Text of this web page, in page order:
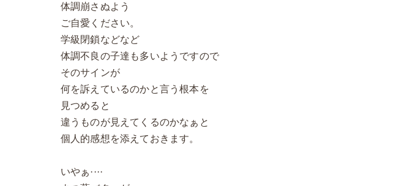
体調崩さぬよう
ご自愛ください。
学級閉鎖などなど
体調不良の子達も多いようですので
そのサインが
何を訴えているのかと言う根本を
見つめると
違うものが見えてくるのかなぁと
個人的感想を添えておきます。
いやぁ····